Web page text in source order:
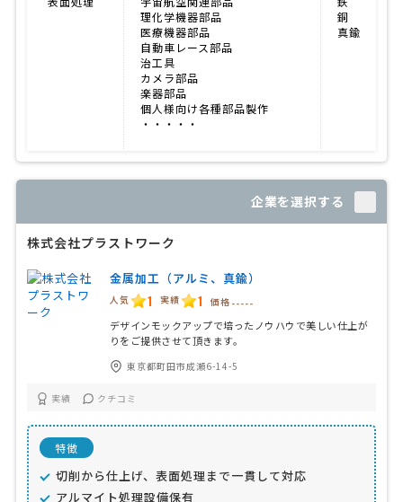
理化学機器部品
医療機器部品
自動車レース部品
治工具
カメラ部品
楽器部品
個人様向け各種部品製作
・・・・・
銅
真鍮
企業を選択する
株式会社プラストワーク
金属加工（アルミ、真鍮）
人気 1 実績 1 価格 -----
デザインモックアップで培ったノウハウで美しい仕上が
りをご提供させて頂きます。
東京都町田市成瀬6-14-5
実績 クチコミ
特徴
切削から仕上げ、表面処理まで一貫して対応
アルマイト処理設備保有